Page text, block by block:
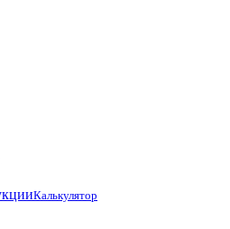
Калькулятор